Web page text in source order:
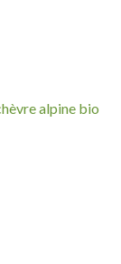
alpine bio